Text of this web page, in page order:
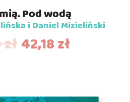
Pod wodą
i Daniel Mizieliński
zł42,18zł